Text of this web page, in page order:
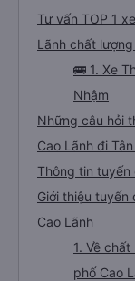
Tư vấn TOP 1
Lãnh chất
🚌 1. Xe
Nhậm
Những câu hỏi
Cao Lãnh đi
Thông tin tuyến
Giới thiệu
Cao Lãnh
1. Về
phố Cao